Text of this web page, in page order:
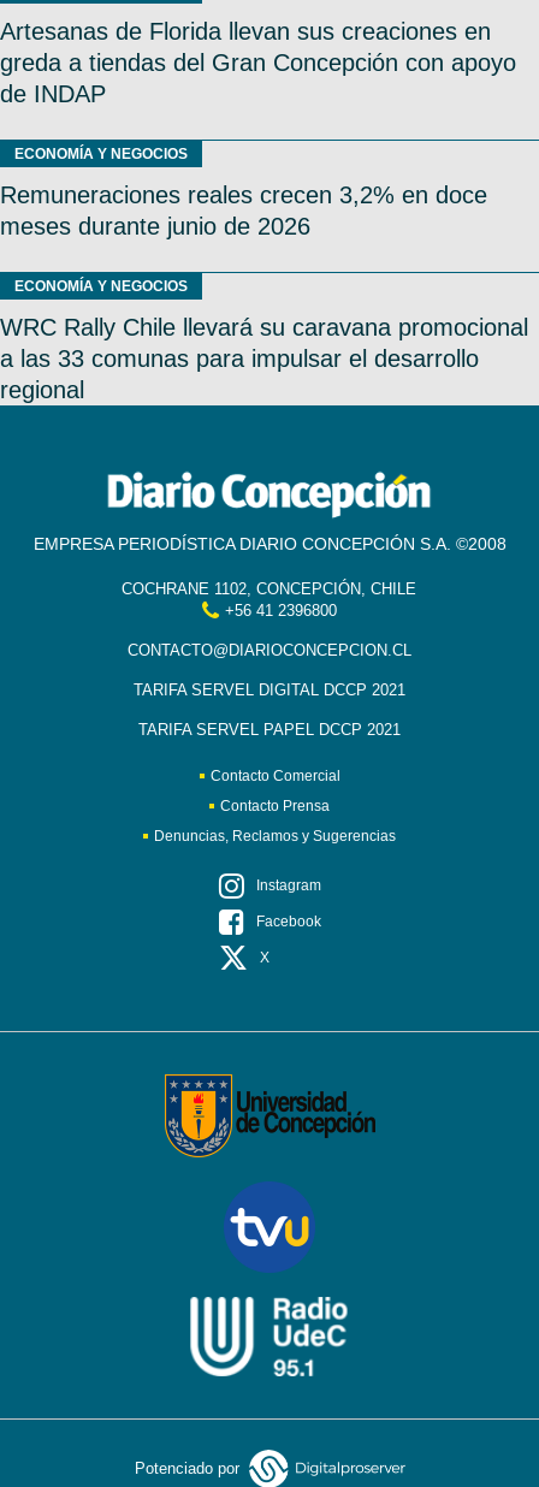
Artesanas de Florida llevan sus creaciones en
greda a tiendas del Gran Concepción con apoyo
de INDAP
ECONOMÍA Y NEGOCIOS
Remuneraciones reales crecen 3,2% en doce
meses durante junio de 2026
ECONOMÍA Y NEGOCIOS
WRC Rally Chile llevará su caravana promocional
a las 33 comunas para impulsar el desarrollo
regional
EMPRESA PERIODÍSTICA DIARIO CONCEPCIÓN S.A. ©2008
COCHRANE 1102, CONCEPCIÓN, CHILE
+56 41 2396800
CONTACTO@DIARIOCONCEPCION.CL
TARIFA SERVEL DIGITAL DCCP 2021
TARIFA SERVEL PAPEL DCCP 2021
Contacto Comercial
Contacto Prensa
Denuncias, Reclamos y Sugerencias
Instagram
Facebook
X
Potenciado por